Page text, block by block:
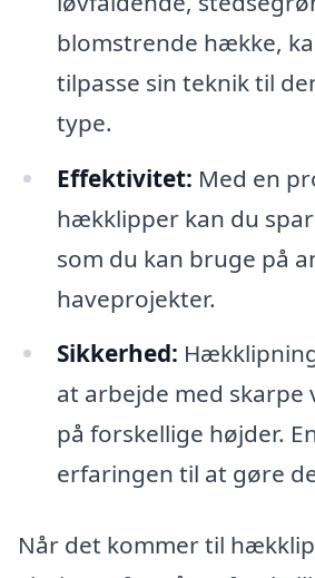
blomstrende hække,
tilpasse sin teknik til
type.
Effektivitet: Med en
hækklipper kan du
som du kan bruge på
haveprojekter.
Sikkerhed:
at arbejde med
på forskellige højder.
erfaringen til at gøre
Når det kommer til